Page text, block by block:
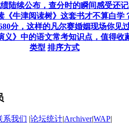
陆续公布，查分时的瞬间感受还
《牛津阅读树》这套书才不算白学
分，这样的凡尔赛婚姻现场你见
义》中的语文常考知识点，值得收
类型 排序方式
系我们 |论坛统计|Archiver|WAP|